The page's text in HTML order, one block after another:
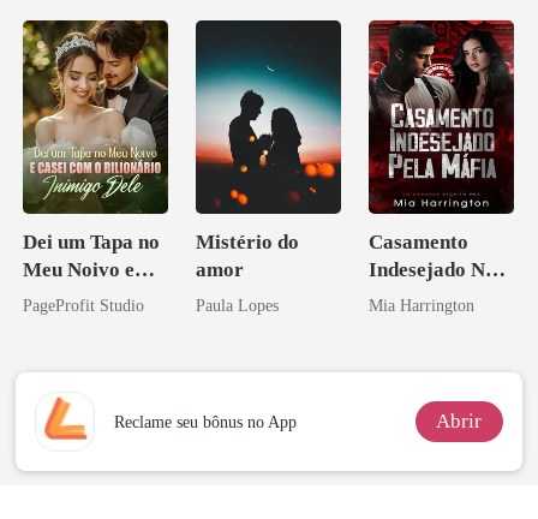
maligno
CONTRATO
DE SANGUE
Dei um Tapa no
Meu Noivo e
Casei com o
PageProfit Studio
Mistério do
amor
Paula Lopes
Casamento
Indesejado Na
Máfia
Mia Harrington
Reclame seu bônus no App Abrir